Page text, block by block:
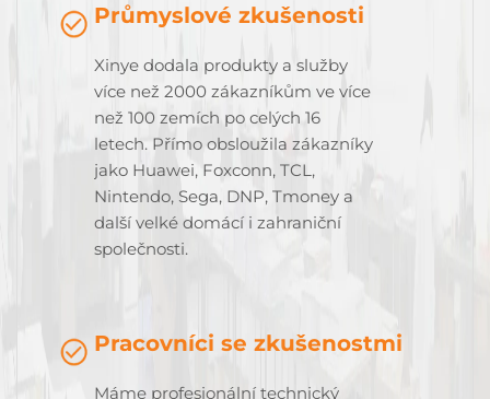
Průmyslové zkušenosti
Xinye dodala produkty a služby
více než 2000 zákazníkům ve více
než 100 zemích po celých 16
letech. Přímo obsloužila zákazníky
jako Huawei, Foxconn, TCL,
Nintendo, Sega, DNP, Tmoney a
další velké domácí i zahraniční
společnosti.
Pracovníci se zkušenostmi
Máme profesionální technický